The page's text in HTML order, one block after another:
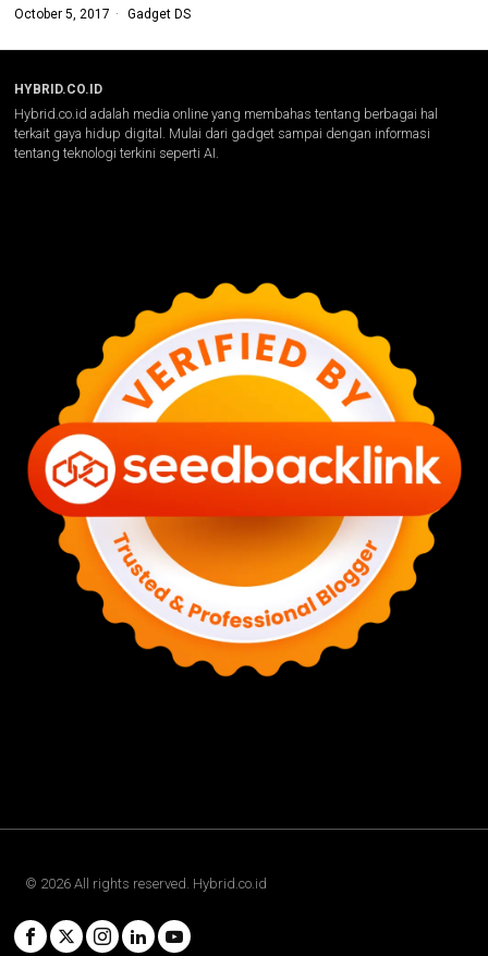
October 5, 2017 Gadget DS
HYBRID.CO.ID
Hybrid.co.id adalah media online yang membahas tentang berbagai hal
terkait gaya hidup digital. Mulai dari gadget sampai dengan informasi
tentang teknologi terkini seperti AI.
© 2026 All rights reserved. Hybrid.co.id